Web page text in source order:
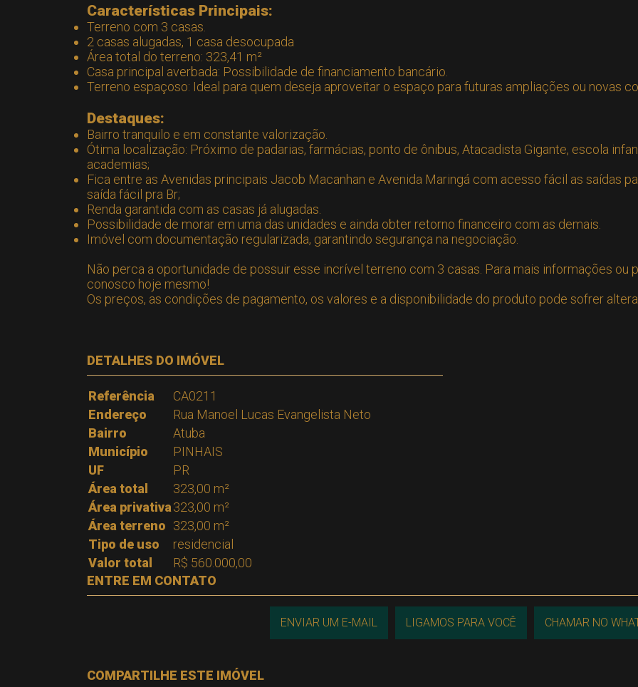
Características Principais:
Terreno com 3 casas.
2 casas alugadas, 1 casa desocupada
Área total do terreno: 323,41 m²
Casa principal averbada: Possibilidade de financiamento bancário.
Terreno espaçoso: Ideal para quem deseja aproveitar o espaço para futuras ampliações ou novas
Destaques:
Bairro tranquilo e em constante valorização.
Ótima localização: Próximo de padarias, farmácias, ponto de ônibus, Atacadista Gigante, escola
academias;
Fica entre as Avenidas principais Jacob Macanhan e Avenida Maringá com acesso fácil as saídas
saída fácil pra Br;
Renda garantida com as casas já alugadas.
Possibilidade de morar em uma das unidades e ainda obter retorno financeiro com as demais.
Imóvel com documentação regularizada, garantindo segurança na negociação.
Não perca a oportunidade de possuir esse incrível terreno com 3 casas. Para mais informações ou
conosco hoje mesmo!
Os preços, as condições de pagamento, os valores e a disponibilidade do produto pode sofrer
DETALHES DO IMÓVEL
Referência
CA0211
Endereço
Rua Manoel Lucas Evangelista Neto
Bairro
Atuba
Município
PINHAIS
UF
PR
Área total
323,00 m²
Área privativa323,00 m²
Área terreno 323,00 m²
Tipo de uso
residencial
Valor total
R$ 560.000,00
ENTRE EM CONTATO
ENVIAR UM E-MAIL LIGAMOS PARA VOCÊ CHAMAR NO
COMPARTILHE ESTE IMÓVEL